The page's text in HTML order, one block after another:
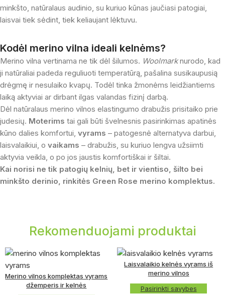
minkšto, natūralaus audinio, su kuriuo kūnas jaučiasi patogiai,
laisvai tiek sėdint, tiek keliaujant lėktuvu.
Kodėl merino vilna ideali kelnėms?
Merino vilna vertinama ne tik dėl šilumos. Woolmarknurodo, kad
ji natūraliai padeda reguliuoti temperatūrą, pašalina susikaupusią
drėgmę ir nesulaiko kvapų. Todėl tinka žmonėms leidžiantiems
laiką aktyviai ar dirbant ilgas valandas fizinį darbą.
Dėl natūralaus merino vilnos elastingumo drabužis prisitaiko prie
judesių. Moterims tai gali būti švelnesnis pasirinkimas apatinės
kūno dalies komfortui, vyrams – patogesnė alternatyva darbui,
laisvalaikiui, o vaikams – drabužis, su kuriuo lengva užsiimti
aktyvia veikla, o po jos jaustis komfortiškai ir šiltai.
Kai norisi ne tik patogių kelnių, bet ir vientiso, šilto bei
minkšto derinio, rinkitės Green Rose merino komplektus.
Rekomenduojami produktai
Merino vilnos komplektas vyrams
džemperis ir kelnės
Laisvalaikio kelnės vyrams iš
merino vilnos
Pasirinkti savybes